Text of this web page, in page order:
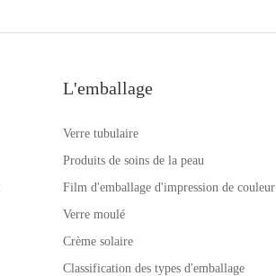
L'emballage
Verre tubulaire
Produits de soins de la peau
Film d'emballage d'impression de couleur
Verre moulé
Crème solaire
Classification des types d'emballage